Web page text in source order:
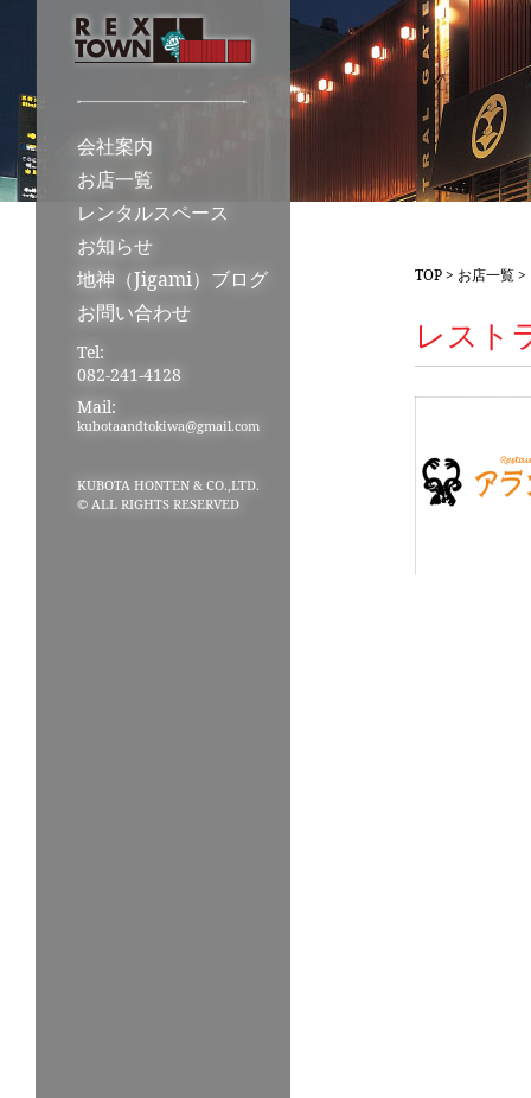
会社案内
お店一覧
レンタルスペース
お知らせ
地神（Jigami）ブログ
お問い合わせ
Tel:
082-241-4128
Mail:
kubotaandtokiwa@gmail.com
KUBOTA HONTEN & CO.,LTD.
© ALL RIGHTS RESERVED
TOP> お店一覧>
レスト